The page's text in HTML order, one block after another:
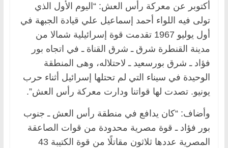
أكتوبر عن معركة رأس العش: “اليوم الأول الذي
تولى فيه اللواء أحمد إسماعيل علي قيادة الجبهة في
أول يوليو 1967 تقدمت قوة إسرائيلية شمالا من
مدينة القنطرة شرق ـ شرق القناة ـ في اتجاه بور
فؤاد ـ شرق بورسعيد ـ لاحتلاله، وهى المنطقة
الوحيدة في سيناء التي لم تحتلها إسرائيل أثناء حرب
يونيو. تصدت لها قواتنا ودارت معركة رأس العش”.
وأضاف: “كان يدافع في منطقة رأس العش ـ جنوب
بور فؤاد ـ قوة مصرية محدودة من قوات الصاعقة
المصرية عددها ثلاثون مقاتلًا من قوة الكتيبة 43